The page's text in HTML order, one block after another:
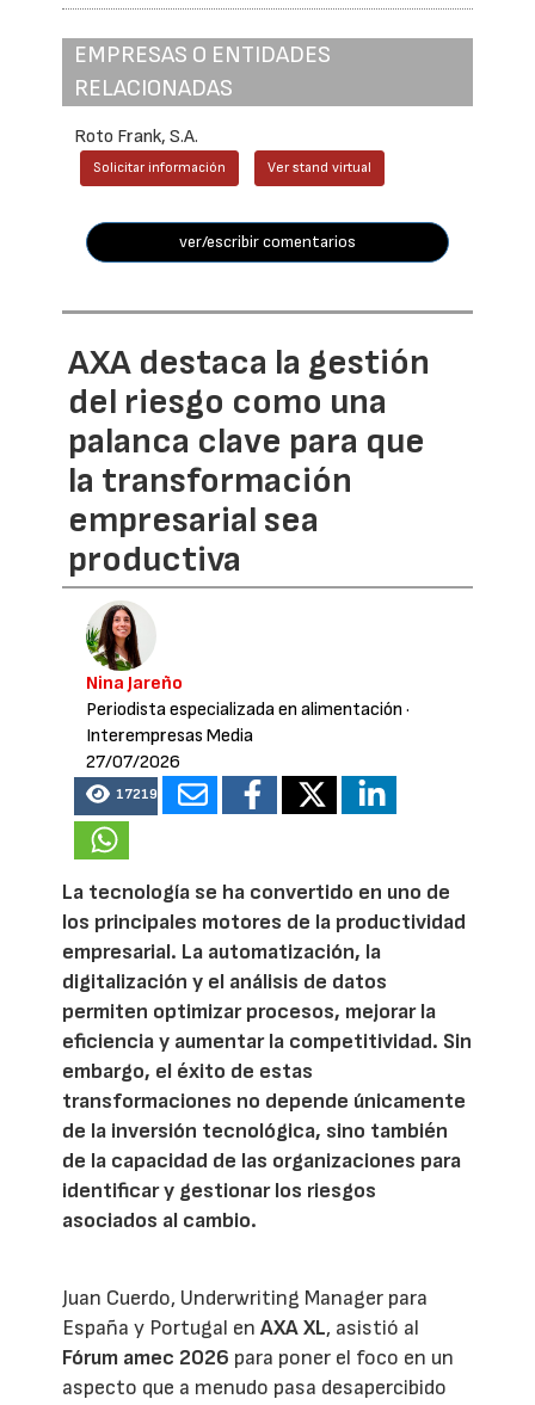
EMPRESAS O ENTIDADES
RELACIONADAS
Roto Frank, S.A.
Solicitar información Ver stand virtual
ver/escribir comentarios
AXA destaca la gestión
del riesgo como una
palanca clave para que
la transformación
empresarial sea
productiva
Nina Jareño
Periodista especializada en alimentación ·
Interempresas Media
27/07/2026
17219
La tecnología se ha convertido en uno de
los principales motores de la productividad
empresarial. La automatización, la
digitalización y el análisis de datos
permiten optimizar procesos, mejorar la
eficiencia y aumentar la competitividad. Sin
embargo, el éxito de estas
transformaciones no depende únicamente
de la inversión tecnológica, sino también
de la capacidad de las organizaciones para
identificar y gestionar los riesgos
asociados al cambio.
Juan Cuerdo, Underwriting Manager para
España y Portugal enAXA XL, asistió al
Fórum amec 2026 para poner el foco en un
aspecto que a menudo pasa desapercibido